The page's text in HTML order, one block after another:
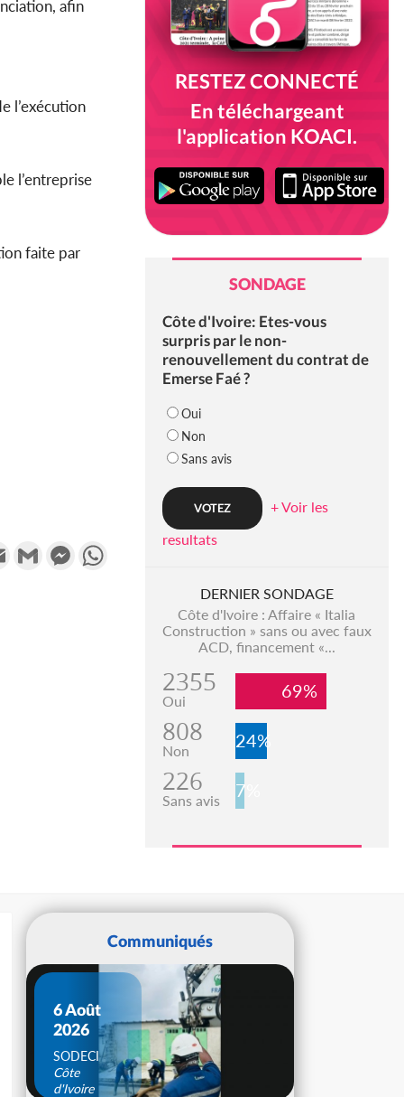
afin
l’exécution
l’entreprise
faite par
Email Gmail MessengerWhatsApp
RESTEZ CONNECTÉ
En téléchargeant
l'application KOACI.
SONDAGE
Côte d'Ivoire: Etes-vous
surpris par le non-
renouvellement du contrat de
Emerse Faé ?
Oui
Non
Sans avis
+ Voir les
resultats
DERNIER SONDAGE
Côte d'Ivoire : Affaire « Italia
Construction » sans ou avec faux
ACD, financement «...
2355
Oui 69%
808
Non 24%
226
Sans avis 7%
Communiqués
6 Août
2026
SODECI
Côte
d'Ivoire